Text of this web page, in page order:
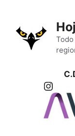
contenido